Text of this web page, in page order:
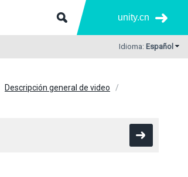
unity.cn
Idioma: Español
Descripción general de video